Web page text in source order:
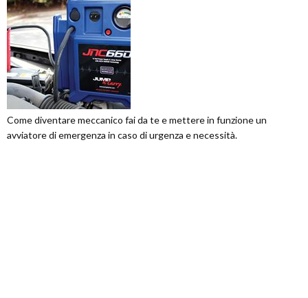
Come diventare meccanico fai da te e mettere in funzione un
avviatore di emergenza in caso di urgenza e necessità.